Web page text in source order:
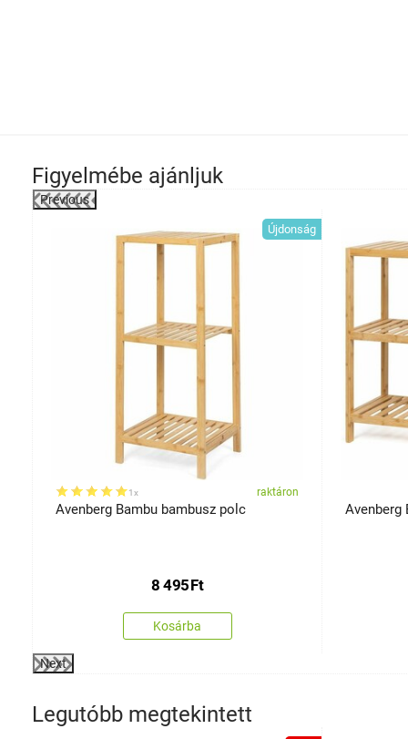
Figyelmébe ajánljuk
Previous
Újdonság
1x raktáron
Avenberg Bambu bambusz polc
8 495Ft
Kosárba
Next
Legutóbb megtekintett